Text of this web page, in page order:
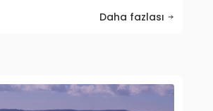
Daha fazlası